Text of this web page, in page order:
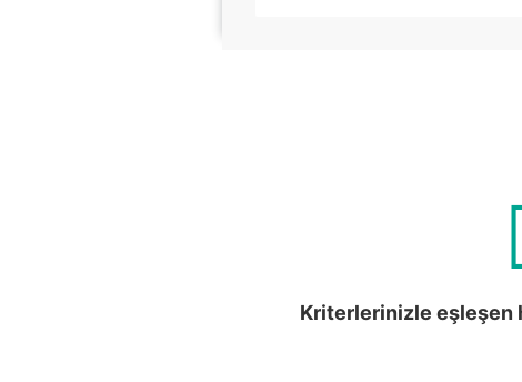
Kriterlerinizle eşleşen